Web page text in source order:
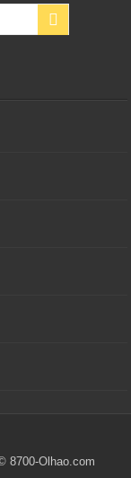
8700-Olhao.com